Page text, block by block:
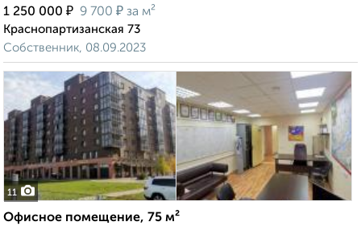
1 250 000 ₽ 9 700 ₽ за м²
Краснопартизанская 73
Собственник, 08.09.2023
11
Офисное помещение, 75 м²